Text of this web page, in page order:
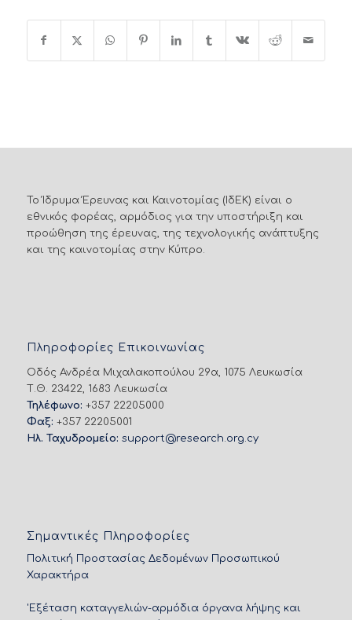
Το Ίδρυμα Έρευνας και Καινοτομίας (ΙδΕΚ) είναι ο
εθνικός φορέας, αρμόδιος για την υποστήριξη και
προώθηση της έρευνας, της τεχνολογικής ανάπτυξης
και της καινοτομίας στην Κύπρο.
Πληροφορίες Επικοινωνίας
Οδός Ανδρέα Μιχαλακοπούλου 29α, 1075 Λευκωσία
Τ.Θ. 23422, 1683 Λευκωσία
Τηλέφωνο: +357 22205000
Φαξ: +357 22205001
Ηλ. Ταχυδρομείο: support@research.org.cy
Σημαντικές Πληροφορίες
Πολιτική Προστασίας Δεδομένων Προσωπικού
Χαρακτήρα
'Εξέταση καταγγελιών-αρμόδια όργανα λήψης και